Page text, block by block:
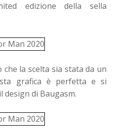
edizione della sella
la scelta sia stata da un
grafica è perfetta e si
di Baugasm.